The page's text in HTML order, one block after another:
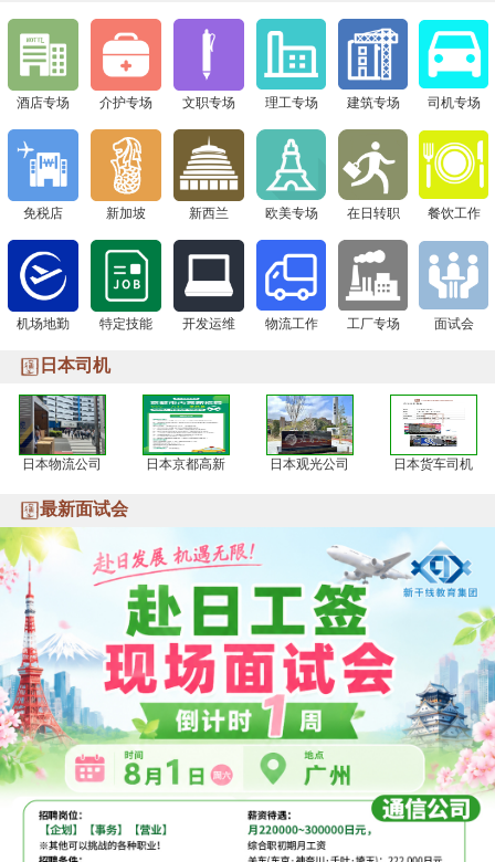
签证+高薪offer一站搞定！
酒店专场 介护专场 文职专场 理工专场 建筑专场 司机专场
免税店 新加坡 新西兰 欧美专场 在日转职 餐饮工作
机场地勤 特定技能 开发运维 物流工作 工厂专场 面试会
日本司机
日本物流公司 日本京都高新 日本观光公司 日本货车司机
最新面试会